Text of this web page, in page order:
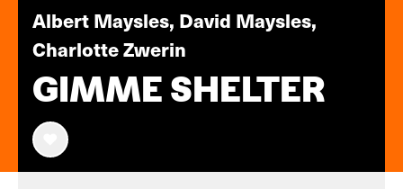
Albert Maysles, David Maysles,
Charlotte Zwerin
GIMME SHELTER